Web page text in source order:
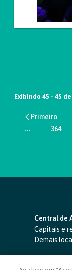
Exibindo 45 - 45
...Páginas364
Central de
Capitais e
Demais
SAC 24